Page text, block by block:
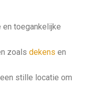
en toegankelijke
zoals dekens en
stille locatie om